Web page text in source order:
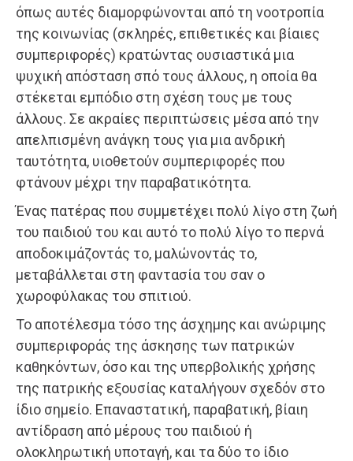
όπως αυτές διαμορφώνονται από τη νοοτροπία
της κοινωνίας (σκληρές, επιθετικές και βίαιες
συμπεριφορές) κρατώντας ουσιαστικά μια
ψυχική απόσταση σπό τους άλλους, η οποία θα
στέκεται εμπόδιο στη σχέση τους με τους
άλλους. Σε ακραίες περιπτώσεις μέσα από την
απελπισμένη ανάγκη τους για μια ανδρική
ταυτότητα, υιοθετούν συμπεριφορές που
φτάνουν μέχρι την παραβατικότητα.
Ένας πατέρας που συμμετέχει πολύ λίγο στη ζωή
του παιδιού του και αυτό το πολύ λίγο το περνά
αποδοκιμάζοντάς το, μαλώνοντάς το,
μεταβάλλεται στη φαντασία του σαν ο
χωροφύλακας του σπιτιού.
Το αποτέλεσμα τόσο της άσχημης και ανώριμης
συμπεριφοράς της άσκησης των πατρικών
καθηκόντων, όσο και της υπερβολικής χρήσης
της πατρικής εξουσίας καταλήγουν σχεδόν στο
ίδιο σημείο. Επαναστατική, παραβατική, βίαιη
αντίδραση από μέρους του παιδιού ή
ολοκληρωτική υποταγή, και τα δύο το ίδιο